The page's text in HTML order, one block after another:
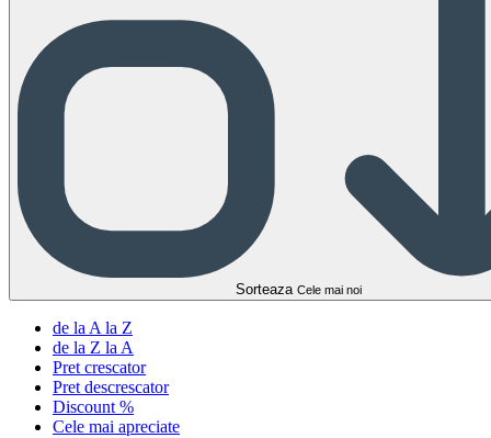
Sorteaza Cele mai noi
de la A la Z
de la Z la A
Pret crescator
Pret descrescator
Discount %
Cele mai apreciate